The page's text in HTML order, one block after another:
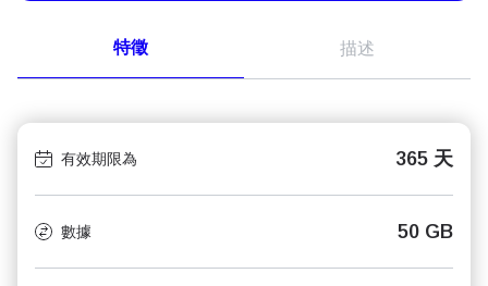
特徵 描述
有效期限為 365 天
數據 50 GB